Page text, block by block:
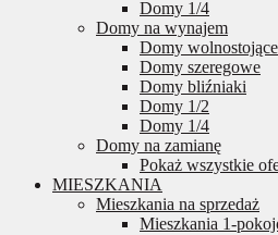
Domy 1/4
Domy na wynajem
Domy wolnostojące
Domy szeregowe
Domy bliźniaki
Domy 1/2
Domy 1/4
Domy na zamianę
Pokaż wszystkie
MIESZKANIA
Mieszkania na sprzedaż
Mieszkania 1-